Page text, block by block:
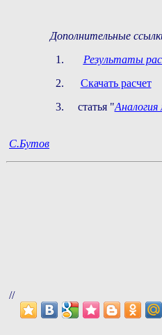
Дополнительные
Результаты
Скачать расчет
статья "
С.Бутов
//